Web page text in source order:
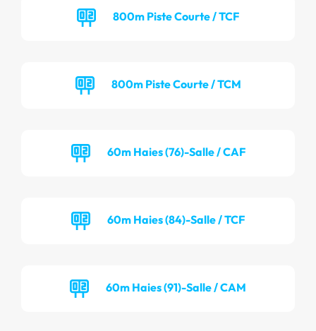
800m Piste Courte / TCF
800m Piste Courte / TCM
60m Haies (76)-Salle / CAF
60m Haies (84)-Salle / TCF
60m Haies (91)-Salle / CAM